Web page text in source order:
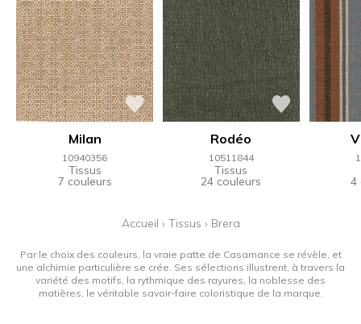
Milan
10940356
Tissus
7 couleurs
Rodéo
10511844
Tissus
24 couleurs 4
Accueil › Tissus › Brera
Par le choix des couleurs, la vraie patte de Casamance se révèle, et
une alchimie particulière se crée. Ses sélections illustrent, à travers la
variété des motifs, la rythmique des rayures, la noblesse des
matières, le véritable savoir-faire coloristique de la marque.